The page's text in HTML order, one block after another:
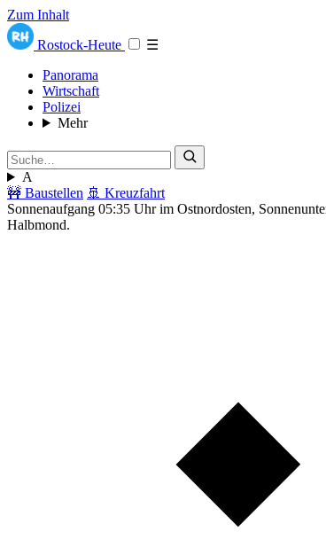
Zum Inhalt
Rostock-Heute
☰
Panorama
Wirtschaft
Polizei
Mehr
A
🚧 Baustellen 🚢 Kreuzfahrt
Sonnenaufgang 05:35 Uhr im Ostnordosten,
Halbmond.